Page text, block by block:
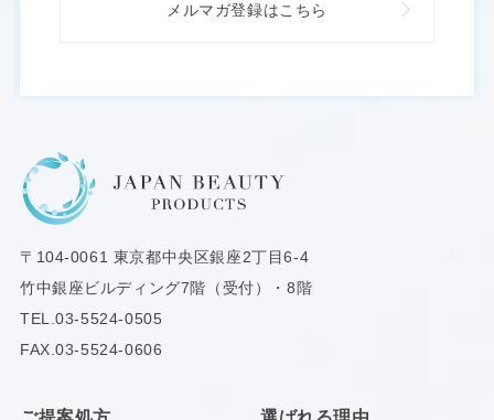
メルマガ登録はこちら
〒104-0061 東京都中央区銀座2丁目6-4
竹中銀座ビルディング7階（受付）・8階
TEL.03-5524-0505
FAX.03-5524-0606